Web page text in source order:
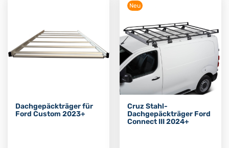
Dachgepäckträger für
Ford Custom 2023+
Neu
Cruz Stahl-
Dachgepäckträger Ford
Connect III 2024+